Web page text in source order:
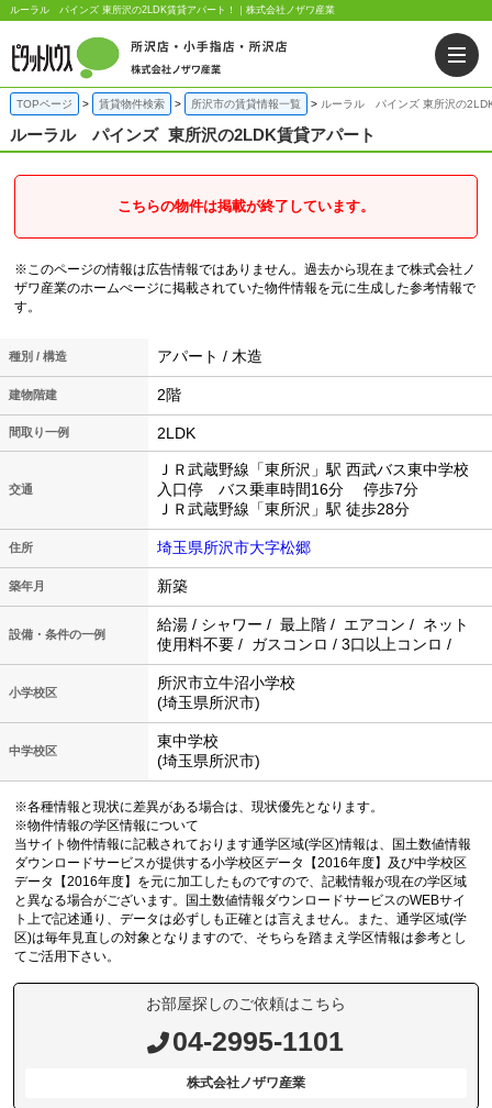
ルーラル パインズ 東所沢の2LDK賃貸アパート！｜株式会社ノザワ産業
TOPページ 賃貸物件検索 所沢市の賃貸情報一覧 ルーラル パインズ 東所沢の
ルーラル パインズ 東所沢の2LDK賃貸アパート
こちらの物件は掲載が終了しています。
※このページの情報は広告情報ではありません。過去から現在まで株式会社ノ
ザワ産業のホームぺージに掲載されていた物件情報を元に生成した参考情報で
す。
種別 / 構造 アパート / 木造
建物階建 2階
間取り一例 2LDK
交通
ＪＲ武蔵野線「東所沢」駅 西武バス東中学校
入口停 バス乗車時間16分 停歩7分
ＪＲ武蔵野線「東所沢」駅 徒歩28分
住所 埼玉県所沢市大字松郷
築年月 新築
設備・条件の一例
給湯 / シャワー / 最上階 / エアコン / ネット
使用料不要 / ガスコンロ / 3口以上コンロ /
小学校区
所沢市立牛沼小学校
(埼玉県所沢市)
中学校区
東中学校
(埼玉県所沢市)
※各種情報と現状に差異がある場合は、現状優先となります。
※物件情報の学区情報について
当サイト物件情報に記載されております通学区域(学区)情報は、国土数値情報
ダウンロードサービスが提供する小学校区データ【2016年度】及び中学校区
データ【2016年度】を元に加工したものですので、記載情報が現在の学区域
と異なる場合がございます。国土数値情報ダウンロードサービスのWEBサイ
ト上で記述通り、データは必ずしも正確とは言えません。また、通学区域(学
区)は毎年見直しの対象となりますので、そちらを踏まえ学区情報は参考とし
てご活用下さい。
お部屋探しのご依頼はこちら
04-2995-1101
株式会社ノザワ産業